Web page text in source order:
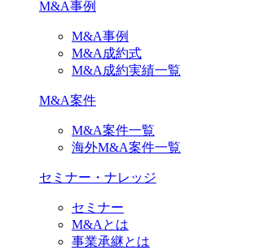
M&A事例
M&A事例
M&A成約式
M&A成約実績一覧
M&A案件
M&A案件一覧
海外M&A案件一覧
セミナー・ナレッジ
セミナー
M&Aとは
事業承継とは